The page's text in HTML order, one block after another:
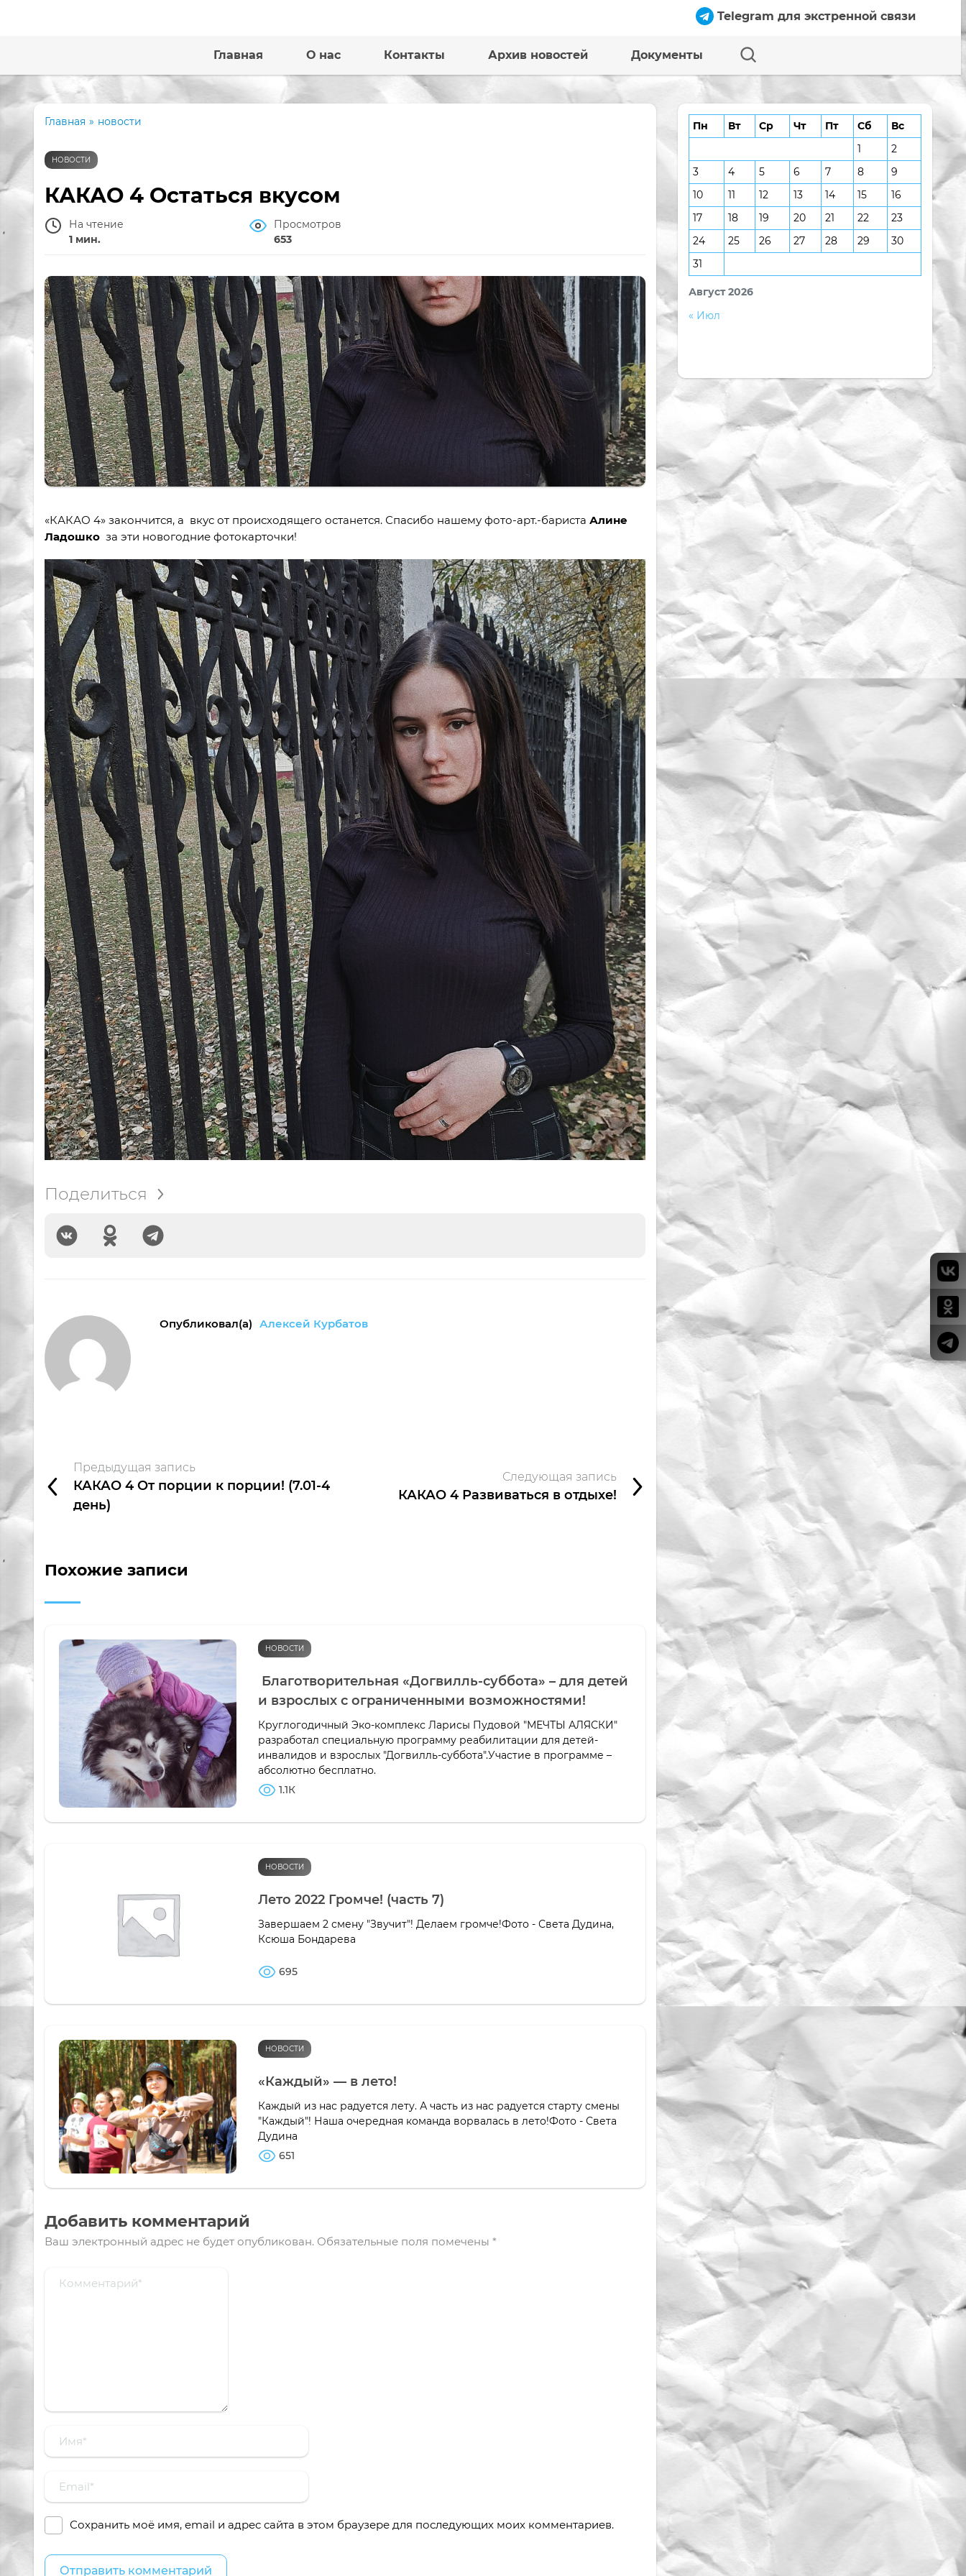
Telegram для экстренной связи
Главная О нас Контакты Архив новостей Документы
Главная » новости
НОВОСТИ
КАКАО 4 Остаться вкусом
На чтение
1 мин.
Просмотров
653
«КАКАО 4» закончится, а вкус от происходящего останется. Спасибо нашему фото-арт.-бариста Алине
Ладошко за эти новогодние фотокарточки!
Поделиться
Опубликовал(а) Алексей Курбатов
Предыдущая запись
КАКАО 4 От порции к порции! (7.01-4
день)
Следующая запись
КАКАО 4 Развиваться в отдыхе!
Похожие записи
НОВОСТИ
Благотворительная «Догвилль-суббота» – для детей
и взрослых с ограниченными возможностями!
Круглогодичный Эко-комплекс Ларисы Пудовой "МЕЧТЫ АЛЯСКИ"
разработал специальную программу реабилитации для детей-
инвалидов и взрослых "Догвилль-суббота".Участие в программе –
абсолютно бесплатно.
1.1К
НОВОСТИ
Лето 2022 Громче! (часть 7)
Завершаем 2 смену "Звучит"! Делаем громче!Фото - Света Дудина,
Ксюша Бондарева
695
НОВОСТИ
«Каждый» — в лето!
Каждый из нас радуется лету. А часть из нас радуется старту смены
"Каждый"! Наша очередная команда ворвалась в лето!Фото - Света
Дудина
651
Добавить комментарий
Ваш электронный адрес не будет опубликован. Обязательные поля помечены *
Сохранить моё имя, email и адрес сайта в этом браузере для последующих моих комментариев.
Август 2026
Пн Вт Ср Чт Пт Сб
Вс
1
2
3
4 5 6 7 8
9
10
11 12 13 14 15
16
17
18 19 20 21 22
23
24
25 26 27 28 29
30
31
« Июл